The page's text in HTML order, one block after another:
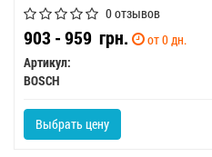
0 отзывов
903 - 959 грн.
от 0 дн.
Артикул:
BOSCH
Выбрать цену